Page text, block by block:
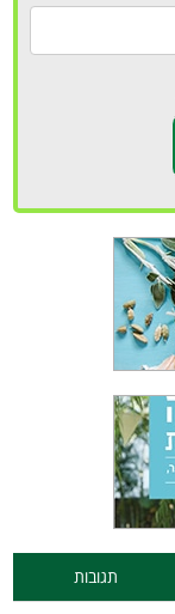
תגובות